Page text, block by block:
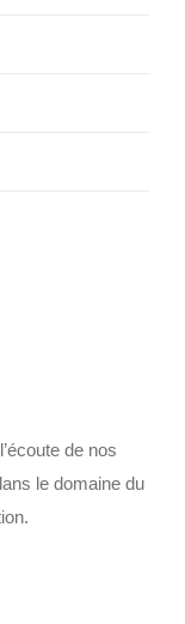
de nos
le domaine du